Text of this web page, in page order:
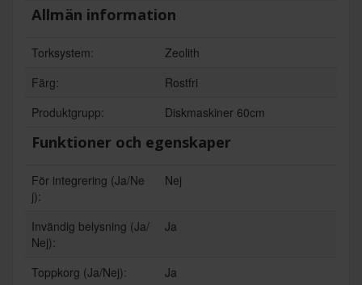
Allmän information
Torksystem:
Zeolith
Färg:
Rostfri
Produktgrupp:
Diskmaskiner 60cm
Funktioner och egenskaper
För integrering (Ja/Ne
j):
Nej
Invändig belysning (Ja/
Nej):
Ja
Toppkorg (Ja/Nej):
Ja